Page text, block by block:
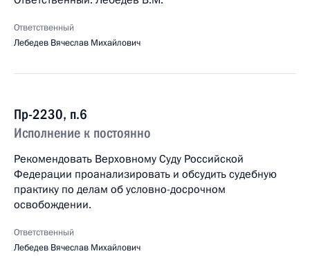
Ответственный
Лебедев Вячеслав Михайлович
Пр-2230, п.6
Исполнение к постоянно
Рекомендовать Верховному Суду Российской
Федерации проанализировать и обсудить судебную
практику по делам об условно-досрочном
освобождении.
Ответственный
Лебедев Вячеслав Михайлович